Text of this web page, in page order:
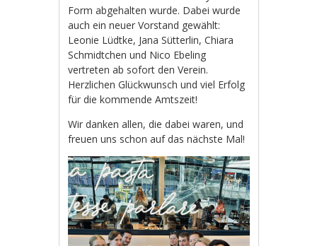
Form abgehalten wurde. Dabei wurde
auch ein neuer Vorstand gewählt:
Leonie Lüdtke, Jana Sütterlin, Chiara
Schmidtchen und Nico Ebeling
vertreten ab sofort den Verein.
Herzlichen Glückwunsch und viel Erfolg
für die kommende Amtszeit!
Wir danken allen, die dabei waren, und
freuen uns schon auf das nächste Mal!